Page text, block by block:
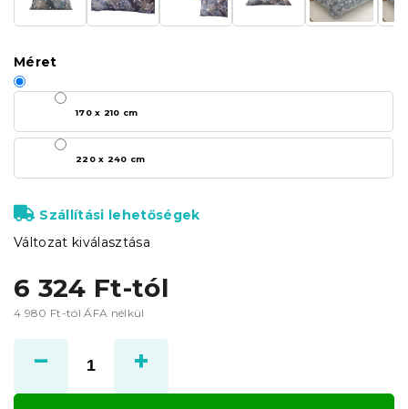
6 324 Ft-tól
4 980 Ft-tól ÁFA nélkül
Változat kiválasztása
Méret
170 x 210 cm
220 x 240 cm
Szállítási lehetőségek